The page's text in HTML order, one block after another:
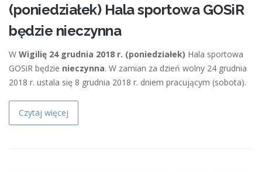
(poniedziałek) Hala sportowa GOSiR
będzie nieczynna
W Wigilię 24 grudnia 2018 r. (poniedziałek) Hala sportowa
GOSiR będzie nieczynna. W zamian za dzień wolny 24 grudnia
2018 r. ustala się 8 grudnia 2018 r. dniem pracującym (sobota).
Czytaj więcej